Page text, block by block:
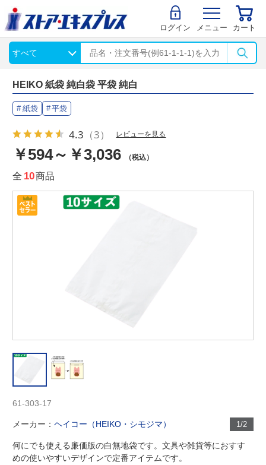
ログイン メニュー カート
HEIKO 紙袋 純白袋 平袋 純白
紙袋 平袋
4.3 （3） レビューを見る
￥594～￥3,036 （税込）
全 10商品
1/2
61-303-17
メーカー：ヘイコー（HEIKO・シモジマ）
何にでも使える廉価版の白無地袋です。文具や雑貨等におすす
めの使いやすいデザインで定番アイテムです。